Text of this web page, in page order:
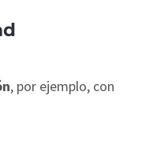
, por ejemplo, con